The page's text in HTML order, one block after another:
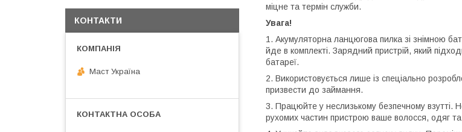
міцне та термін служби.
Увага!
1. Акумуляторна ланцюгова пилка зі знімною
йде в комплекті. Зарядний пристрій, який
батареї.
2. Використовується лише із спеціально
призвести до займання.
3. Працюйте у неслизькому безпечному взутті.
рухомих частин пристрою ваше волосся, одяг та
КОНТАКТИ
Маст Україна